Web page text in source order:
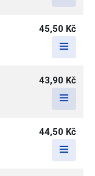
45,50 Kč
43,90 Kč
44,50 Kč